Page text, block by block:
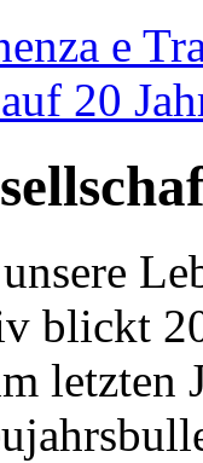
e
20
blickt
letzten